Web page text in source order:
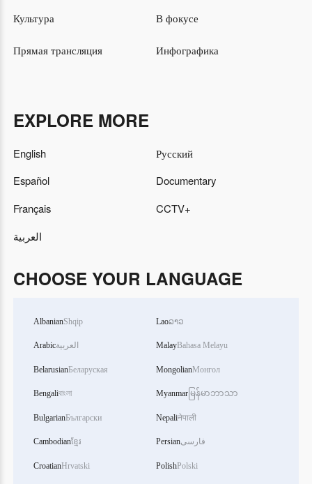
Культура В фокусе
Прямая трансляция Инфографика
EXPLORE MORE
English
Español
Français
العربية
Русский
Documentary
CCTV+
CHOOSE YOUR LANGUAGE
AlbanianShqip
Arabicالعربية
BelarusianБеларуская
Bengaliবাংলা
BulgarianБългарски
Cambodianខ្មែរ
CroatianHrvatski
Laoລາວ
MalayBahasa Melayu
MongolianМонгол
Myanmar မြန်မာဘာသာ
Nepaliनेपाली
Persianفارسی
PolishPolski